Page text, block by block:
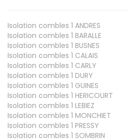
Isolation combles 1 ANDRES
Isolation combles 1 BARALLE
Isolation combles 1 BUSNES
Isolation combles 1 CALAIS
Isolation combles 1 CARLY
Isolation combles 1 DURY
Isolation combles 1 GUINES
Isolation combles 1 HERICOURT
Isolation combles 1 LEBIEZ
Isolation combles 1 MONCHIET
Isolation combles 1 PRESSY
Isolation combles 1 SOMBRIN